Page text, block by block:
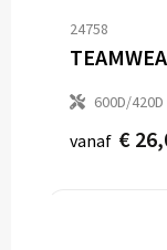
24758
600D/
vanaf €